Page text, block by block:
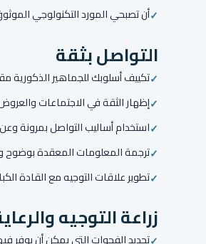
أن تصبحي المورد التكنولوجي
التواصل بثقة
تكييف أسلوبك للجماهير الذكورية
إظهار الثقة في الاجتماعات
استخدام أساليب التواصل بمرونة
ترجمة المعلومات المعقدة بوضوح
تطوير علاقات التوجيه مع القادة
زراعة التوجيه
تحديد الفجوات التي يمكن أن يوفر